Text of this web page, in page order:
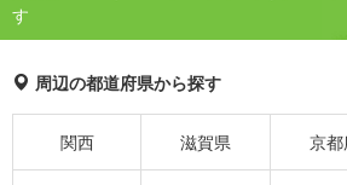
す
周辺の都道府県から探す
関西 滋賀県 京